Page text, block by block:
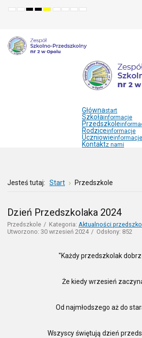
Default
NightHighHighHighSetSetMake
Set
Głównastart
Szkołainformacje
Przedszkole
Rodziceinformacje
Uczniowieinformacje
Kontaktz nami
Jesteś tutaj: Start Przedszkole
Dzień Przedszkolaka 2024
Przedszkole Kategoria: Aktualności
Utworzono: 30 wrzesień 2024
Odsłony: 852
"Każdy przedszkolak
Że kiedy wrzesień
Od najmłodszego aż do
Wszyscy świętują dzień